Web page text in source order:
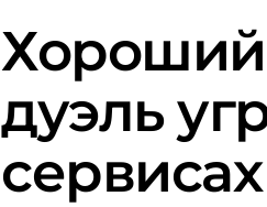
дуэль
сервисах